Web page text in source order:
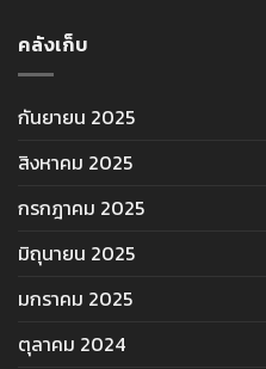
คลังเก็บ
กันยายน 2025
สิงหาคม 2025
กรกฎาคม 2025
มิถุนายน 2025
มกราคม 2025
ตุลาคม 2024